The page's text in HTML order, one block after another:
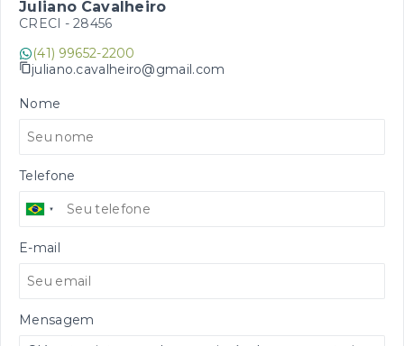
Juliano Cavalheiro
CRECI - 28456
(41) 99652-2200
juliano.cavalheiro@gmail.com
Nome
Telefone
E-mail
Mensagem